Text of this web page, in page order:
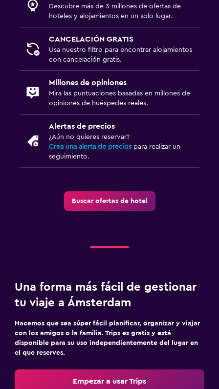
Descubre más de 3 millones de ofertas de
hoteles y alojamientos en un solo lugar.
CANCELACIÓN GRATIS
Usa nuestro filtro para encontrar alojamientos
con cancelación gratis.
Millones de opiniones
Mira las puntuaciones basadas en millones de
opiniones de huéspedes reales.
Alertas de precios
¿Aún no quieres reservar?
Crea una alerta de precios para realizar un
seguimiento.
Buscar ofertas de hotel
Una forma más fácil de gestionar
tu viaje a Ámsterdam
Hacemos que sea súper fácil planificar, organizar y viajar
con los amigos o la familia. Trips es gratis y está
disponible para su uso independientemente del lugar en
el que reserves.
Empezar a usar Trips